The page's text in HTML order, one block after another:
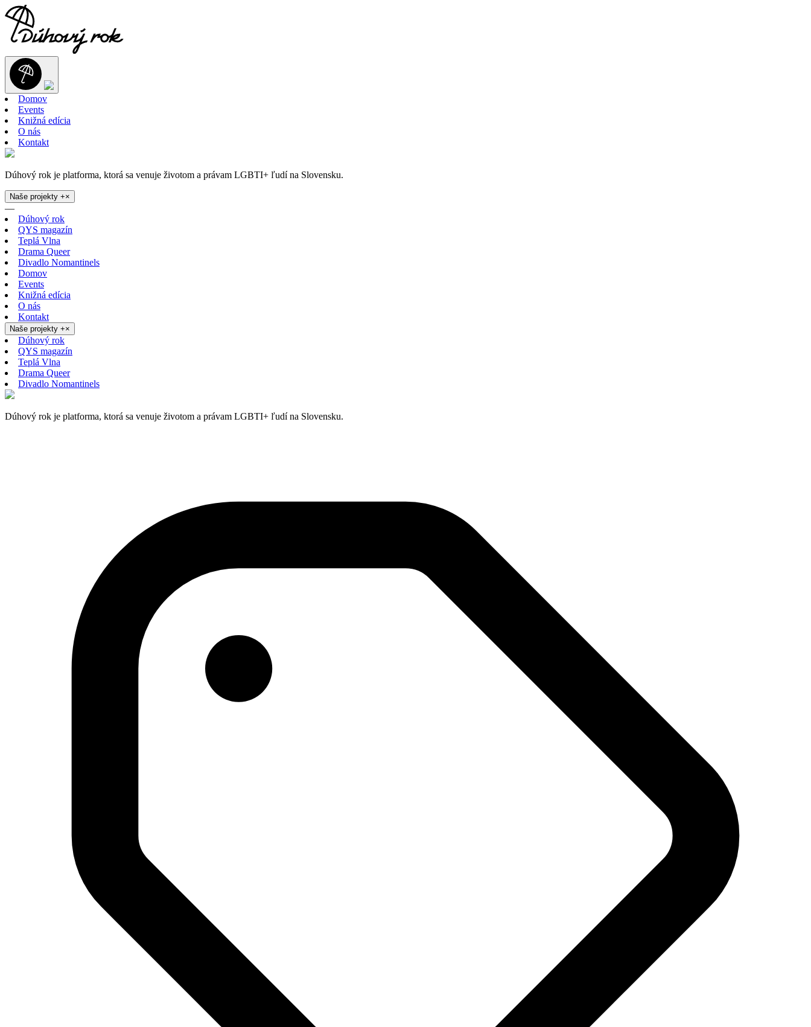
Domov
Events
Knižná edícia
O nás
Kontakt
Dúhový rok je platforma, ktorá sa venuje životom a právam LGBTI+ ľudí na Slovensku.
Naše projekty +×
—
Dúhový rok
QYS magazín
Teplá Vlna
Drama Queer
Divadlo Nomantinels
Domov
Events
Knižná edícia
O nás
Kontakt
Naše projekty +×
Dúhový rok
QYS magazín
Teplá Vlna
Drama Queer
Divadlo Nomantinels
Dúhový rok je platforma, ktorá sa venuje životom a právam LGBTI+ ľudí na Slovensku.